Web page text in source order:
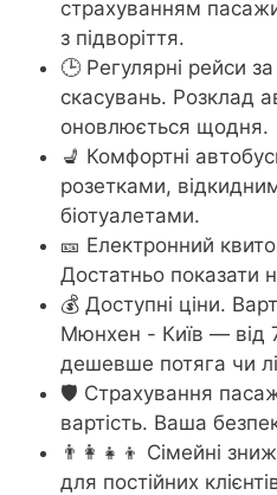
страхуванням
з підворіття.
🕒 Регулярні рейси
скасувань. Розклад
оновлюється щодня.
💺 Комфортні
розетками,
біотуалетами.
🎫 Електронний
Достатньо показати
💰 Доступні ціни.
Мюнхен - Київ — від
дешевше потяга чи
🛡️ Страхування
вартість. Ваша
👨‍👩‍👧‍👦 Сімейні
для постійних